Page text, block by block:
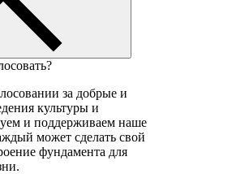
за добрые и
культуры и
и поддерживаем наше
может сделать свой
фундамента для